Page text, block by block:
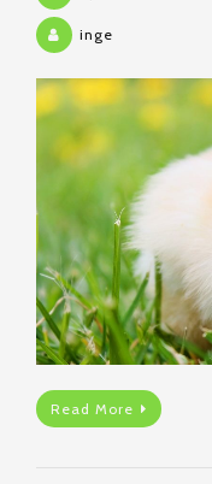
inge
Read More